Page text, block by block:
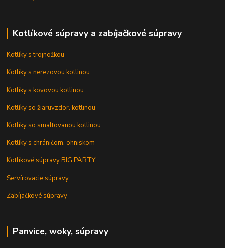
Kotlíkové súpravy a zabíjačkové súpravy
Kotlíky s trojnožkou
Kotlíky s nerezovou kotlinou
Kotlíky s kovovou kotlinou
Kotlíky so žiaruvzdor. kotlinou
Kotlíky so smaltovanou kotlinou
Kotlíky s chráničom, ohniskom
Kotlíkové súpravy BIG PARTY
Servírovacie súpravy
Zabíjačkové súpravy
Panvice, woky, súpravy